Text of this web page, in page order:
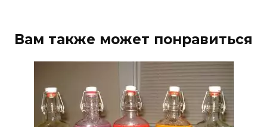
Вам также может понравиться